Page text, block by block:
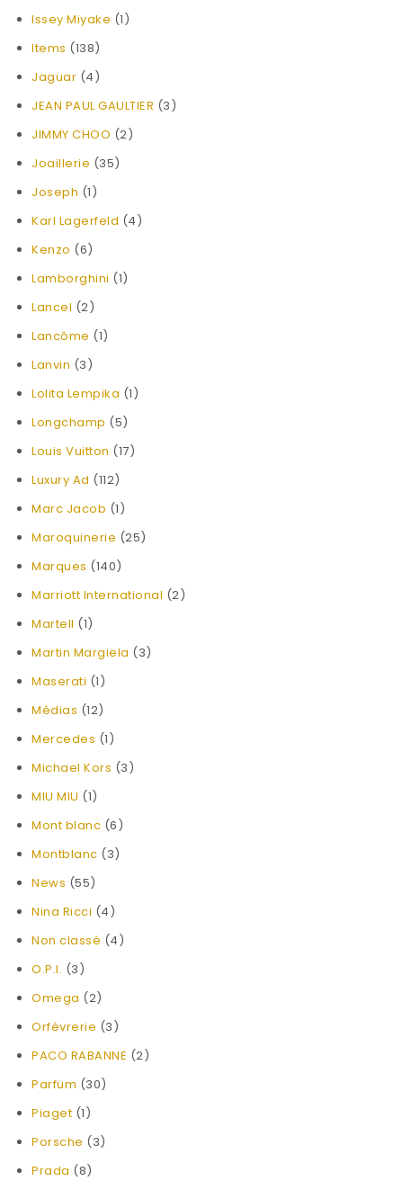
Issey Miyake (1)
Items (138)
Jaguar (4)
JEAN PAUL GAULTIER (3)
JIMMY CHOO (2)
Joaillerie (35)
Joseph (1)
Karl Lagerfeld (4)
Kenzo (6)
Lamborghini (1)
Lancel (2)
Lancôme (1)
Lanvin (3)
Lolita Lempika (1)
Longchamp (5)
Louis Vuitton (17)
Luxury Ad (112)
Marc Jacob (1)
Maroquinerie (25)
Marques (140)
Marriott International (2)
Martell (1)
Martin Margiela (3)
Maserati (1)
Médias (12)
Mercedes (1)
Michael Kors (3)
MIU MIU (1)
Mont blanc (6)
Montblanc (3)
News (55)
Nina Ricci (4)
Non classé (4)
O.P.I. (3)
Omega (2)
Orfèvrerie (3)
PACO RABANNE (2)
Parfum (30)
Piaget (1)
Porsche (3)
Prada (8)